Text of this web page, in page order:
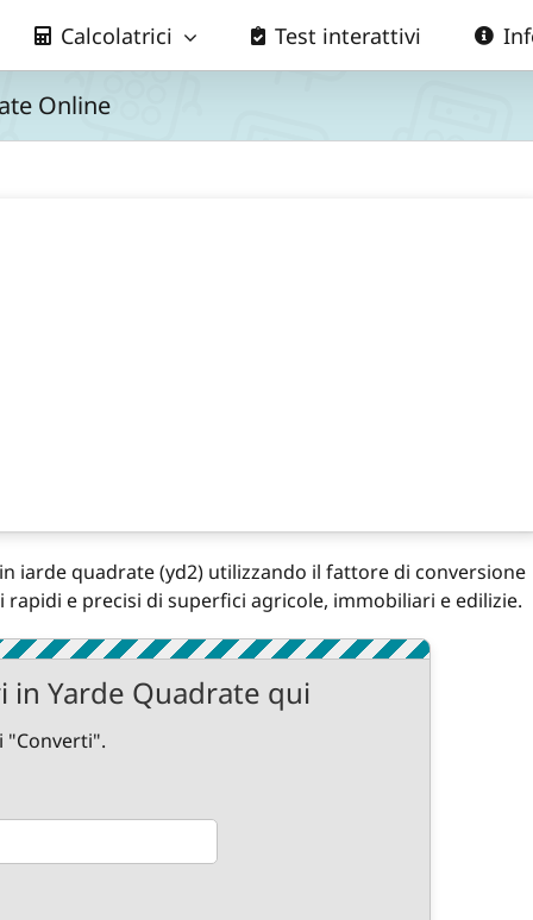
Calcolatrici Test interattivi
Online
iarde quadrate (yd2) utilizzando il fattore di conversione
rapidi e precisi di superfici agricole, immobiliari e edilizie.
in Yarde Quadrate qui
"Converti".